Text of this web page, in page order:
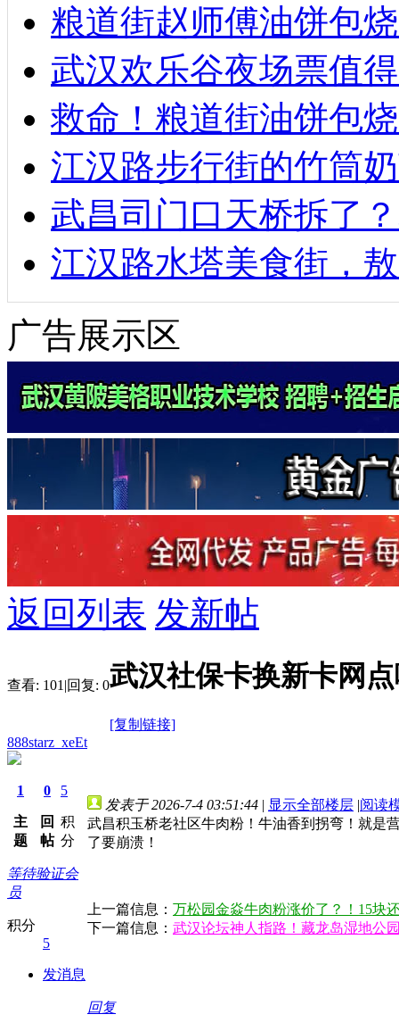
粮道街赵师傅油饼包
武汉欢乐谷夜场票值
救命！粮道街油饼包
江汉路步行街的竹筒
武昌司门口天桥拆了
江汉路水塔美食街，
广告展示区
返回列表 发新帖
查看: 101 |回复: 0武汉社保卡换新卡网
[复制链接]
888starz_xeEt
1
主
题
0
回
帖
5
积
分
等待验证会
员
积分
5
发消息
发表于 2026-7-4 03:51:44 | 显示全部楼层 |阅读
武昌积玉桥老社区牛肉粉！牛油香到拐弯！就是
了要崩溃！
上一篇信息： 万松园金焱牛肉粉涨价了？！15块
下一篇信息： 武汉论坛神人指路！藏龙岛湿地公
回复